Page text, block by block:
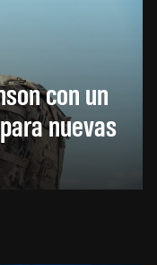
con un
nuevas